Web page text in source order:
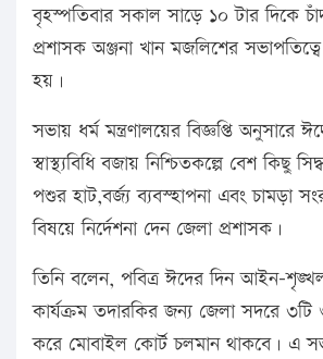
বৃহস্পতিবার সকাল সাড়ে ১০ টার দিকে
প্রশাসক অঞ্জনা খান মজলিশের
হয়।
সভায় ধর্ম মন্ত্রণালয়ের বিজ্ঞপ্তি অনুসারে
স্বাস্থ্যবিধি বজায় নিশ্চিতকল্পে বেশ কিছু
পশুর হাট,বর্জ্য ব্যবস্হাপনা এবং চামড়া
বিষয়ে নির্দেশনা দেন জেলা প্রশাসক।
তিনি বলেন, পবিত্র ঈদের দিন আইন-
কার্যক্রম তদারকির জন্য জেলা সদরে
করে মোবাইল কোর্ট চলমান থাকবে। এ